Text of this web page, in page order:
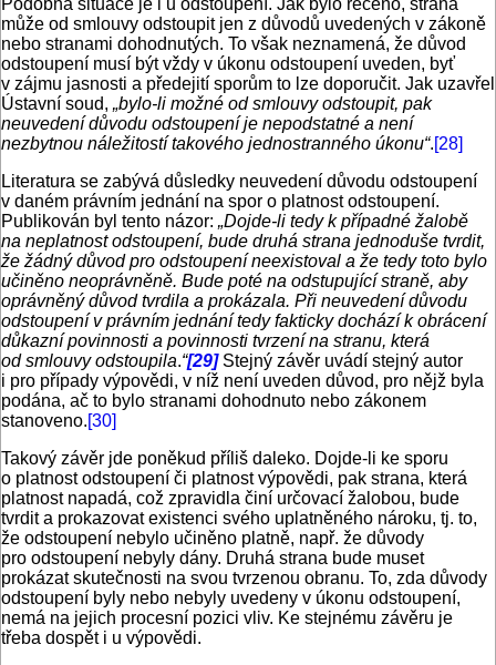
Podobná situace je i u odstoupení. Jak bylo řečeno, strana
může od smlouvy odstoupit jen z důvodů uvedených v zákoně
nebo stranami dohodnutých. To však neznamená, že důvod
odstoupení musí být vždy v úkonu odstoupení uveden, byť
v zájmu jasnosti a předejití sporům to lze doporučit. Jak uzavřel
Ústavní soud, „bylo-li možné od smlouvy odstoupit, pak
neuvedení důvodu odstoupení je nepodstatné a není
nezbytnou náležitostí takového jednostranného úkonu“.[28]
Literatura se zabývá důsledky neuvedení důvodu odstoupení
v daném právním jednání na spor o platnost odstoupení.
Publikován byl tento názor: „Dojde-li tedy k případné žalobě
na neplatnost odstoupení, bude druhá strana jednoduše tvrdit,
že žádný důvod pro odstoupení neexistoval a že tedy toto bylo
učiněno neoprávněně. Bude poté na odstupující straně, aby
oprávněný důvod tvrdila a prokázala. Při neuvedení důvodu
odstoupení v právním jednání tedy fakticky dochází k obrácení
důkazní povinnosti a povinnosti tvrzení na stranu, která
od smlouvy odstoupila.“[29]Stejný závěr uvádí stejný autor
i pro případy výpovědi, v níž není uveden důvod, pro nějž byla
podána, ač to bylo stranami dohodnuto nebo zákonem
stanoveno.[30]
Takový závěr jde poněkud příliš daleko. Dojde-li ke sporu
o platnost odstoupení či platnost výpovědi, pak strana, která
platnost napadá, což zpravidla činí určovací žalobou, bude
tvrdit a prokazovat existenci svého uplatněného nároku, tj. to,
že odstoupení nebylo učiněno platně, např. že důvody
pro odstoupení nebyly dány. Druhá strana bude muset
prokázat skutečnosti na svou tvrzenou obranu. To, zda důvody
odstoupení byly nebo nebyly uvedeny v úkonu odstoupení,
nemá na jejich procesní pozici vliv. Ke stejnému závěru je
třeba dospět i u výpovědi.